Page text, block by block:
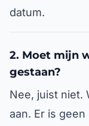
datum.
2. Moet mijn
gestaan?
Nee, juist niet.
aan. Er is